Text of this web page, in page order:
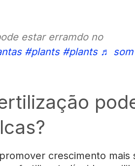
estar erramdo no
#plants #plants ♬ som
crescimento mais